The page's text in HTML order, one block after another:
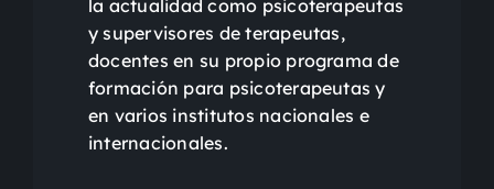
la actualidad como psicoterapeutas
y supervisores de terapeutas,
docentes en su propio programa de
formación para psicoterapeutas y
en varios institutos nacionales e
internacionales.